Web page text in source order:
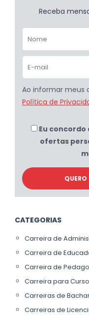
Receba
Ao informar meus
Política de
Eu
ofertas
CATEGORIAS
Carreira de
Carreira de
Carreira de
Carreira para
Carreiras de
Carreiras de